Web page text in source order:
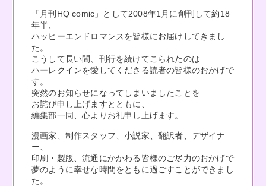
「月刊HQ comic」として2008年1月に創刊して約18
年半、
ハッピーエンドロマンスを皆様にお届けしてきまし
た。
こうして長い間、刊行を続けてこられたのは
ハーレクインを愛してくださる読者の皆様のおかげで
す。
突然のお知らせになってしまいましたことを
お詫び申し上げますとともに、
編集部一同、心よりお礼申し上げます。
漫画家、制作スタッフ、小説家、翻訳者、デザイナ
ー、
印刷・製版、流通にかかわる皆様のご尽力のおかげで
夢のように幸せな時間をともに過ごすことができまし
た。